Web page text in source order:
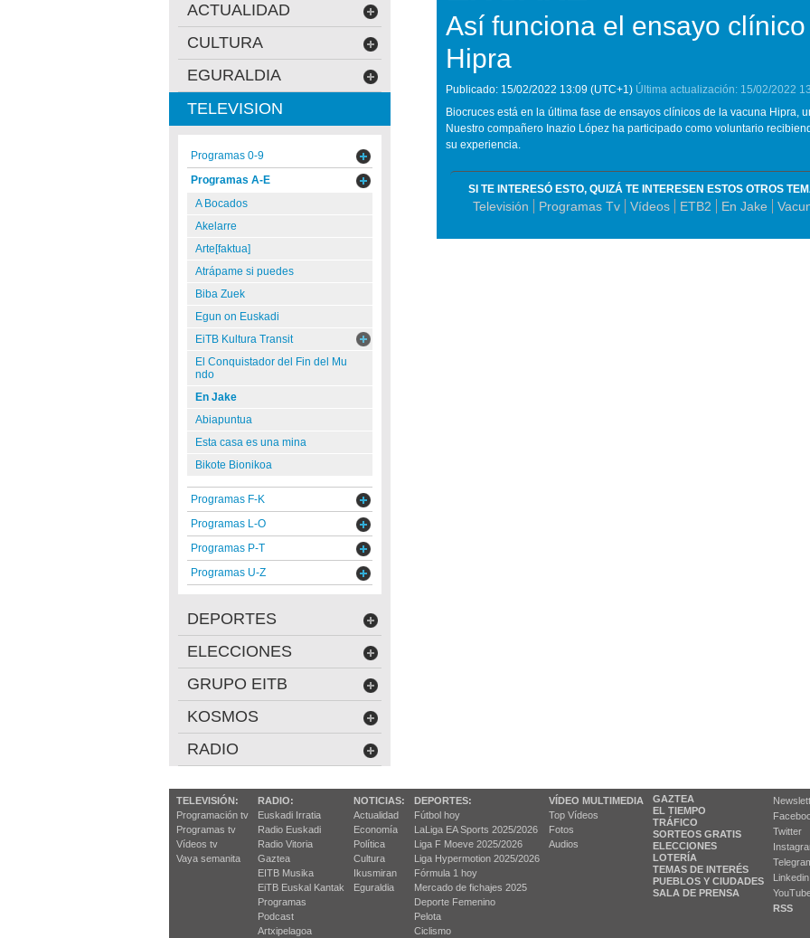
Así funciona el ensayo
Hipra
Publicado: 15/02/2022 13:09 (UTC+1) Última actualización: 15/02/2022
Biocruces está en la última fase de ensayos clínicos de la vacuna Hipra,
Nuestro compañero Inazio López ha participado como voluntario
su experiencia.
SI TE INTERESÓ ESTO, QUIZÁ TE INTERESEN ESTOS OTROS
Televisión Programas Tv Vídeos ETB2 En Jake
ACTUALIDAD
CULTURA
EGURALDIA
TELEVISION
Programas 0-9
Programas A-E
A Bocados
Akelarre
Arte[faktua]
Atrápame si puedes
Biba Zuek
Egun on Euskadi
EiTB Kultura Transit
El Conquistador del Fin del Mu
ndo
En Jake
Abiapuntua
Esta casa es una mina
Bikote Bionikoa
Programas F-K
Programas L-O
Programas P-T
Programas U-Z
DEPORTES
ELECCIONES
GRUPO EITB
KOSMOS
RADIO
TELEVISIÓN:
Programación tv
Programas tv
Vídeos tv
Vaya semanita
RADIO:
Euskadi Irratia
Radio Euskadi
Radio Vitoria
Gaztea
EITB Musika
EiTB Euskal Kantak
Programas
Podcast
Artxipelagoa
NOTICIAS:
Actualidad
Economía
Política
Cultura
Ikusmiran
Eguraldia
DEPORTES:
Fútbol hoy
LaLiga EA Sports 2025/2026
Liga F Moeve 2025/2026
Liga Hypermotion 2025/2026
Fórmula 1 hoy
Mercado de fichajes 2025
Deporte Femenino
Pelota
Ciclismo
VÍDEO MULTIMEDIA
Top Vídeos
Fotos
Audios
GAZTEA
EL TIEMPO
TRÁFICO
SORTEOS GRATIS
ELECCIONES
LOTERÍA
TEMAS DE INTERÉS
PUEBLOS Y CIUDADES
SALA DE PRENSA
Twitter
Linkedin
RSS